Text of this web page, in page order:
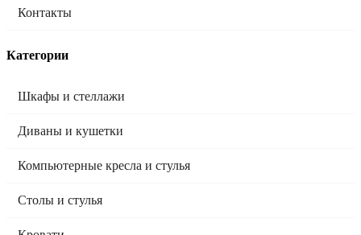
Контакты
Категории
Шкафы и стеллажи
Диваны и кушетки
Компьютерные кресла и стулья
Столы и стулья